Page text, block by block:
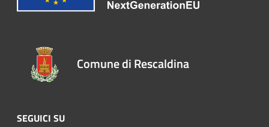
Comune di Rescaldina
SEGUICI SU